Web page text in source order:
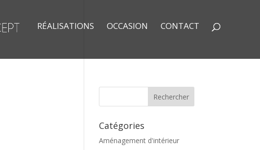
RÉALISATIONS OCCASION CONTACT
Catégories
Aménagement d'intérieur